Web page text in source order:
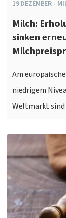
19 DEZEMBER -
Milch:
sinken
Am
niedrigem
Weltmarkt